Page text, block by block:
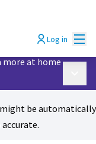
Log in
more at home
be automatically